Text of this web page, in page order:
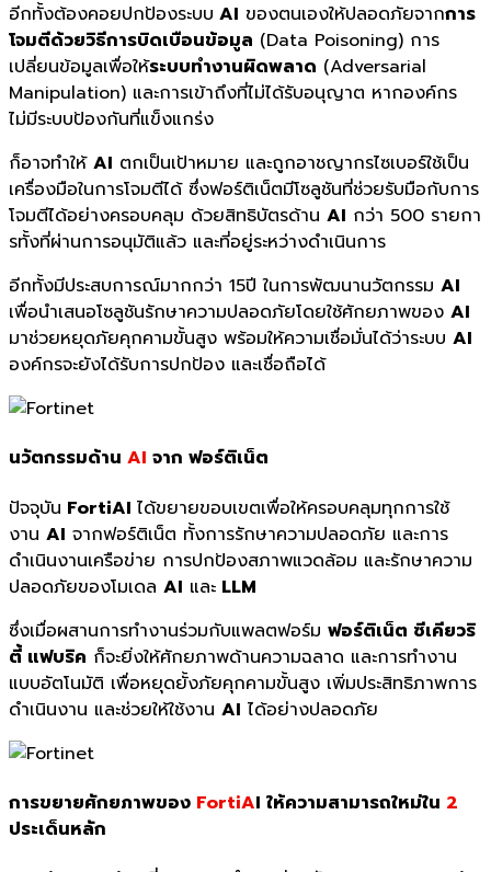
อีกทั้งต้องคอยปกป้องระบบ AI ของตนเองให้ปลอดภัยจากการ
โจมตีด้วยวิธีการบิดเบือนข้อมูล (Data Poisoning) การ
เปลี่ยนข้อมูลเพื่อให้ระบบทำงานผิดพลาด (Adversarial
Manipulation) และการเข้าถึงที่ไม่ได้รับอนุญาต หากองค์กร
ไม่มีระบบป้องกันที่แข็งแกร่ง
ก็อาจทำให้ AI ตกเป็นเป้าหมาย และถูกอาชญากรไซเบอร์ใช้เป็น
เครื่องมือในการโจมตีได้ ซึ่งฟอร์ติเน็ตมีโซลูชันที่ช่วยรับมือกับการ
โจมตีได้อย่างครอบคลุม ด้วยสิทธิบัตรด้าน AI กว่า 500 รายกา
รทั้งที่ผ่านการอนุมัติแล้ว และที่อยู่ระหว่างดำเนินการ
อีกทั้งมีประสบการณ์มากกว่า 15ปี ในการพัฒนานวัตกรรม AI
เพื่อนำเสนอโซลูชันรักษาความปลอดภัยโดยใช้ศักยภาพของ AI
มาช่วยหยุดภัยคุกคามขั้นสูง พร้อมให้ความเชื่อมั่นได้ว่าระบบ AI
องค์กรจะยังได้รับการปกป้อง และเชื่อถือได้
นวัตกรรมด้าน AI จาก ฟอร์ติเน็ต
ปัจจุบัน FortiAI ได้ขยายขอบเขตเพื่อให้ครอบคลุมทุกการใช้
งาน AI จากฟอร์ติเน็ต ทั้งการรักษาความปลอดภัย และการ
ดำเนินงานเครือข่าย การปกป้องสภาพแวดล้อม และรักษาความ
ปลอดภัยของโมเดล AI และ LLM
ซึ่งเมื่อผสานการทำงานร่วมกับแพลตฟอร์ม ฟอร์ติเน็ต ซีเคียวริ
ตี้ แฟบริค ก็จะยิ่งให้ศักยภาพด้านความฉลาด และการทำงาน
แบบอัตโนมัติ เพื่อหยุดยั้งภัยคุกคามขั้นสูง เพิ่มประสิทธิภาพการ
ดำเนินงาน และช่วยให้ใช้งาน AI ได้อย่างปลอดภัย
การขยายศักยภาพของ FortiAI ให้ความสามารถใหม่ใน 2
ประเด็นหลัก